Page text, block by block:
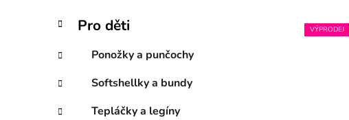
P
s
r
a
Přeskočit
kategorie
K
a
e
g
o
r
Pro děti
Ponožky a punčochy
Softshellky a bundy
Tepláčky a legíny
VÝPRODEJ